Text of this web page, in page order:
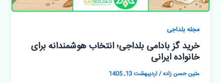
مجله بلداجی
خرید گز بادامی بلداجی؛ انتخاب هوشمندانه برای
خانواده ایرانی
متین حسن زاده/اردیبهشت 13, 1405